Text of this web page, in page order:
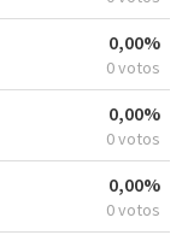
0,00%
0 votos
0,00%
0 votos
0,00%
0 votos